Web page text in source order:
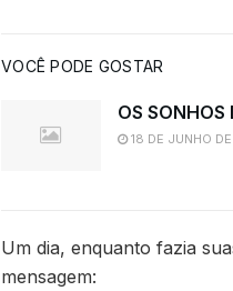
VOCÊ PODE GOSTAR
OS SONHOS
18 DE JUNHO
Um dia, enquanto fazia
mensagem: